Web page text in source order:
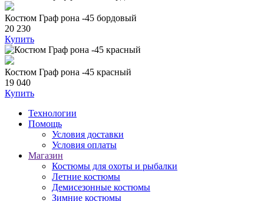
Костюм Граф рона -45 бордовый
20 230
Купить
Костюм Граф рона -45 красный
19 040
Купить
Технологии
Помощь
Условия доставки
Условия оплаты
Магазин
Костюмы для охоты и рыбалки
Летние костюмы
Демисезонные костюмы
Зимние костюмы